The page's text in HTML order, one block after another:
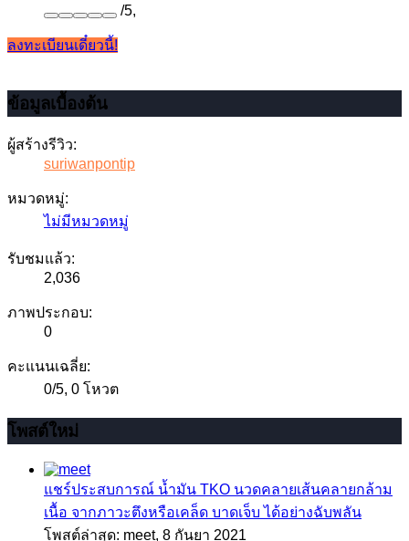
/5,
ลงทะเบียนเดี๋ยวนี้!
ข้อมูลเบื้องต้น
ผู้สร้างรีวิว:
suriwanpontip
หมวดหมู่:
ไม่มีหมวดหมู่
รับชมแล้ว:
2,036
ภาพประกอบ:
0
คะแนนเฉลี่ย:
0/5, 0 โหวต
โพสต์ใหม่
แชร์ประสบการณ์ น้ำมัน TKO นวดคลายเส้นคลายกล้าม
เนื้อ จากภาวะตึงหรือเคล็ด บาดเจ็บ ได้อย่างฉับพลัน
โพสต์ล่าสุด: meet, 8 กันยา 2021